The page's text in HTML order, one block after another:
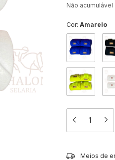
Não
Cor: Amarelo
Entregas para o
Meios de